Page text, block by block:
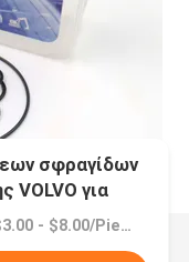
σφραγίδων
για
Τιμή：$3.00 - $8.00/Pieces